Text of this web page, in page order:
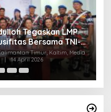
Tegaskan LMP
Bersama TNI-
Timur, Kaltim, Media
14 April 2026